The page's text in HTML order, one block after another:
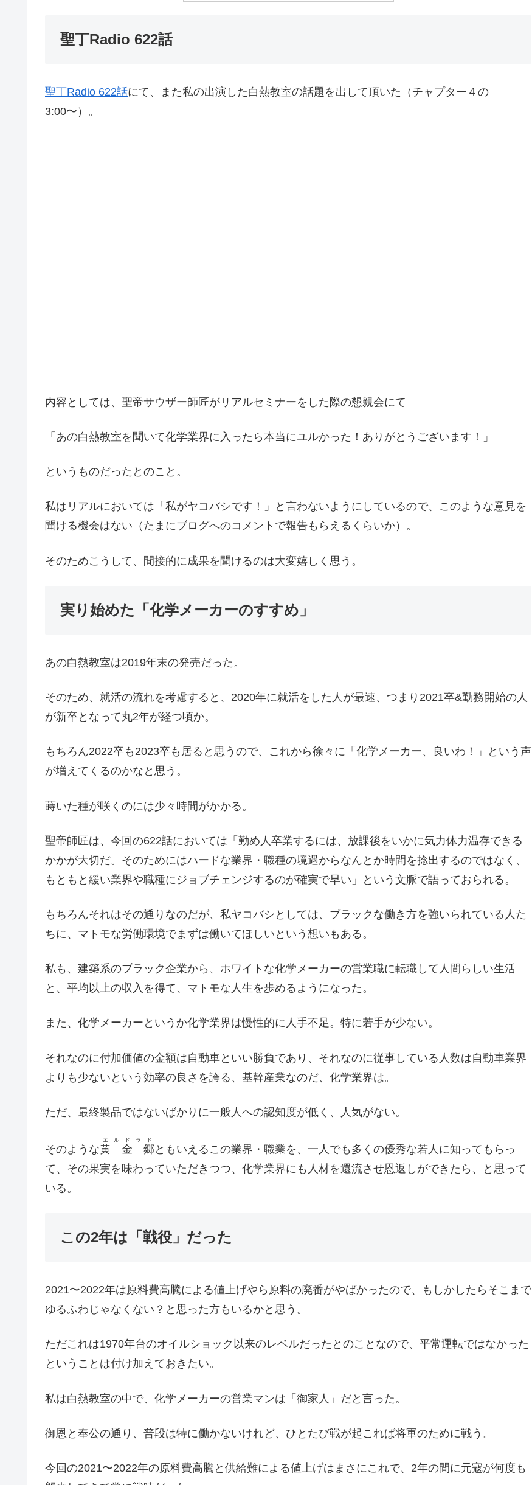
聖丁Radio 622話
聖丁Radio 622話にて、また私の出演した白熱教室の話題を出して頂いた（チャプター４の
3:00〜）。
内容としては、聖帝サウザー師匠がリアルセミナーをした際の懇親会にて
「あの白熱教室を聞いて化学業界に入ったら本当にユルかった！ありがとうございます！」
というものだったとのこと。
私はリアルにおいては「私がヤコバシです！」と言わないようにしているので、このような意見を
聞ける機会はない（たまにブログへのコメントで報告もらえるくらいか）。
そのためこうして、間接的に成果を聞けるのは大変嬉しく思う。
実り始めた「化学メーカーのすすめ」
あの白熱教室は2019年末の発売だった。
そのため、就活の流れを考慮すると、2020年に就活をした人が最速、つまり2021卒&勤務開始の人
が新卒となって丸2年が経つ頃か。
もちろん2022卒も2023卒も居ると思うので、これから徐々に「化学メーカー、良いわ！」という声
が増えてくるのかなと思う。
蒔いた種が咲くのには少々時間がかかる。
聖帝師匠は、今回の622話においては「勤め人卒業するには、放課後をいかに気力体力温存できる
かかが大切だ。そのためにはハードな業界・職種の境遇からなんとか時間を捻出するのではなく、
もともと緩い業界や職種にジョブチェンジするのが確実で早い」という文脈で語っておられる。
もちろんそれはその通りなのだが、私ヤコバシとしては、ブラックな働き方を強いられている人た
ちに、マトモな労働環境でまずは働いてほしいという想いもある。
私も、建築系のブラック企業から、ホワイトな化学メーカーの営業職に転職して人間らしい生活
と、平均以上の収入を得て、マトモな人生を歩めるようになった。
また、化学メーカーというか化学業界は慢性的に人手不足。特に若手が少ない。
それなのに付加価値の金額は自動車といい勝負であり、それなのに従事している人数は自動車業界
よりも少ないという効率の良さを誇る、基幹産業なのだ、化学業界は。
ただ、最終製品ではないばかりに一般人への認知度が低く、人気がない。
そのような黄 金 郷
エルドラド
ともいえるこの業界・職業を、一人でも多くの優秀な若人に知ってもらっ
て、その果実を味わっていただきつつ、化学業界にも人材を還流させ恩返しができたら、と思って
いる。
この2年は「戦役」だった
2021〜2022年は原料費高騰による値上げやら原料の廃番がやばかったので、もしかしたらそこまで
ゆるふわじゃなくない？と思った方もいるかと思う。
ただこれは1970年台のオイルショック以来のレベルだったとのことなので、平常運転ではなかった
ということは付け加えておきたい。
私は白熱教室の中で、化学メーカーの営業マンは「御家人」だと言った。
御恩と奉公の通り、普段は特に働かないけれど、ひとたび戦が起これば将軍のために戦う。
今回の2021〜2022年の原料費高騰と供給難による値上げはまさにこれで、2年の間に元寇が何度も